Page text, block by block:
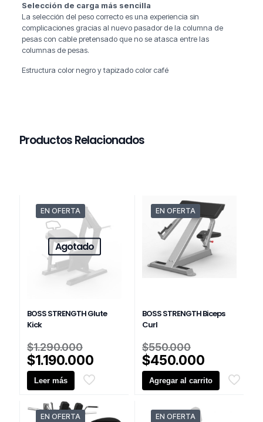
Selección de carga más sencilla
La selección del peso correcto es una experiencia sin
complicaciones gracias al nuevo pasador de la columna de
pesas con cable pretensado que no se atasca entre las
columnas de pesas.
Estructura color negro y tapizado color café
Productos Relacionados
EN OFERTA
Agotado
BOSS STRENGTH Glute
Kick
$1.290.000
precio
original
era:
$1.190.000
precio
actual
$1.190.000.
Leer más
EN OFERTA
BOSS STRENGTH Biceps
Curl
$550.000
precio
original
era:
$450.000
precio
actual
Agregar al carrito
EN OFERTA EN OFERTA